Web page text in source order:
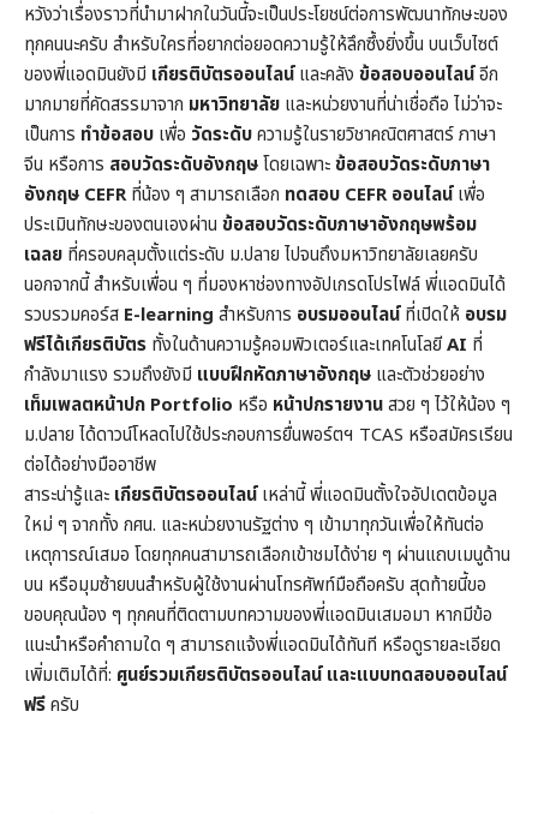
หวังว่าเรื่องราวที่นำมาฝากในวันนี้จะเป็นประโยชน์ต่อการพัฒนาทักษะของ
ทุกคนนะครับ สำหรับใครที่อยากต่อยอดความรู้ให้ลึกซึ้งยิ่งขึ้น บนเว็บไซต์
ของพี่แอดมินยังมี เกียรติบัตรออนไลน์และคลัง ข้อสอบออนไลน์อีก
มากมายที่คัดสรรมาจาก มหาวิทยาลัย และหน่วยงานที่น่าเชื่อถือ ไม่ว่าจะ
เป็นการ ทำข้อสอบ เพื่อ วัดระดับความรู้ในรายวิชาคณิตศาสตร์ภาษา
จีน หรือการ สอบวัดระดับอังกฤษโดยเฉพาะข้อสอบวัดระดับภาษา
อังกฤษ CEFRที่น้อง ๆ สามารถเลือก ทดสอบ CEFR ออนไลน์เพื่อ
ประเมินทักษะของตนเองผ่าน ข้อสอบวัดระดับภาษาอังกฤษพร้อม
เฉลย ที่ครอบคลุมตั้งแต่ระดับ ม.ปลาย ไปจนถึงมหาวิทยาลัยเลยครับ
นอกจากนี้ สำหรับเพื่อน ๆ ที่มองหาช่องทางอัปเกรดโปรไฟล์ พี่แอดมินได้
รวบรวมคอร์ส E-learning สำหรับการ อบรมออนไลน์ที่เปิดให้ อบรม
ฟรีได้เกียรติบัตร ทั้งในด้านความรู้คอมพิวเตอร์และเทคโนโลยีAI ที่
กำลังมาแรง รวมถึงยังมี แบบฝึกหัดภาษาอังกฤษ และตัวช่วยอย่าง
เท็มเพลตหน้าปก Portfolio หรือ หน้าปกรายงานสวย ๆ ไว้ให้น้อง ๆ
ม.ปลาย ได้ดาวน์โหลดไปใช้ประกอบการยื่นพอร์ตฯ TCAS หรือสมัครเรียน
ต่อได้อย่างมืออาชีพ
สาระน่ารู้และ เกียรติบัตรออนไลน์เหล่านี้ พี่แอดมินตั้งใจอัปเดตข้อมูล
ใหม่ ๆ จากทั้ง กศน. และหน่วยงานรัฐต่าง ๆ เข้ามาทุกวันเพื่อให้ทันต่อ
เหตุการณ์เสมอ โดยทุกคนสามารถเลือกเข้าชมได้ง่าย ๆ ผ่านแถบเมนูด้าน
บน หรือมุมซ้ายบนสำหรับผู้ใช้งานผ่านโทรศัพท์มือถือครับ สุดท้ายนี้ขอ
ขอบคุณน้อง ๆ ทุกคนที่ติดตามบทความของพี่แอดมินเสมอมา หากมีข้อ
แนะนำหรือคำถามใด ๆ สามารถแจ้งพี่แอดมินได้ทันที หรือดูรายละเอียด
เพิ่มเติมได้ที่: ศูนย์รวมเกียรติบัตรออนไลน์ และแบบทดสอบออนไลน์
ฟรีครับ